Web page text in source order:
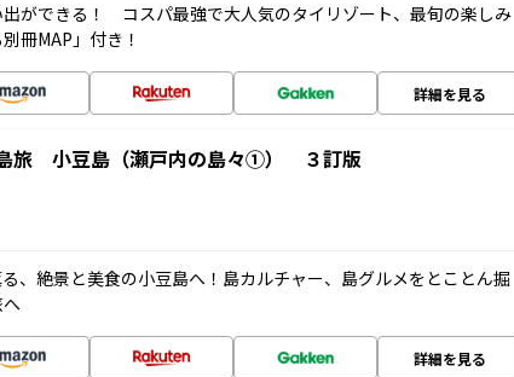
ができる！ コスパ最強で大人気のタイリゾート、最旬の楽しみ
冊MAP」付き！
詳細を見る
旅 小豆島（瀬戸内の島々①） ３訂版
、絶景と美食の小豆島へ！島カルチャー、島グルメをとことん掘
詳細を見る